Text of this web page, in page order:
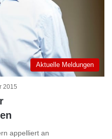
Aktuelle Meldungen
2015
appelliert an